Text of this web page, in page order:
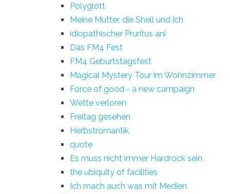
Polyglott
Meine Mutter, die Shell und ich
idiopathischer Pruritus ani
Das FM4 Fest
FM4 Geburtstagsfest
Magical Mystery Tour im Wohnzimmer
Force of good - a new campaign
Wette verloren
Freitag gesehen
Herbstromantik
quote
Es muss nicht immer Hardrock sein
the ubiquity of facilities
Ich mach auch was mit Medien